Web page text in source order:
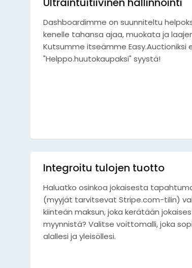
Dashboardimme on suunniteltu
kenelle tahansa ajaa, muokata ja
Kutsumme itseämme Easy.Auctioniksi
"Helppo.huutokaupaksi" syystä!
Integroitu tulojen tuotto
Haluatko osinkoa jokaisesta
(myyjät tarvitsevat Stripe.com-tilin) vai
kiinteän maksun, joka kerätään
myynnistä? Valitse voittomalli, joka
alallesi ja yleisöllesi.